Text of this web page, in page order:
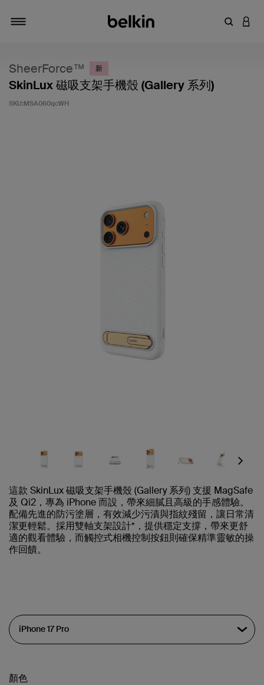
輸入關鍵
登入
SheerForce™ 新
SkinLux 磁吸支架手機殼 (Gallery 系列)
SKU:MSA060qcWH
Next
這款 SkinLux 磁吸支架手機殼 (Gallery 系列) 支援 MagSafe
及 Qi2，專為 iPhone 而設，帶來細膩且高級的手感體驗。
配備先進的防污塗層，有效減少污漬與指紋殘留，讓日常清
潔更輕鬆。採用雙軸支架設計*，提供穩定支撐，帶來更舒
適的觀看體驗，而觸控式相機控制按鈕則確保精準靈敏的操
作回饋。
顏色